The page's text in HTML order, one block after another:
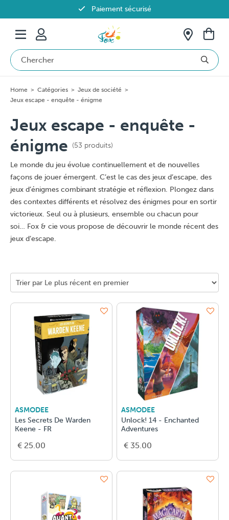
Paiement sécurisé
Livraison offerte dès 69€ en Belgique
Home > Catégories > Jeux de société >
Jeux escape - enquête - énigme
Jeux escape - enquête -
énigme (53 produits)
Le monde du jeu évolue continuellement et de nouvelles
façons de jouer émergent. C’est le cas des jeux d’escape, des
jeux d’énigmes combinant stratégie et réflexion. Plongez dans
des contextes différents et résolvez des énigmes pour en sortir
victorieux. Seul ou à plusieurs, ensemble ou chacun pour
soi… Fox & cie vous propose de découvrir le monde récent des
jeux d’escape.
ASMODEE
Les Secrets De Warden
Keene - FR
€ 25.00
ASMODEE
Unlock! 14 - Enchanted
Adventures
€ 35.00